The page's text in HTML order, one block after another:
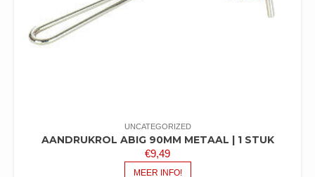
UNCATEGORIZED
AANDRUKROL ABIG 90MM METAAL | 1 STUK
€9,49
MEER INFO!